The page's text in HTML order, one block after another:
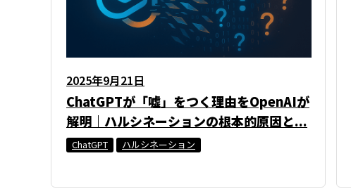
2025年9月21日
ChatGPTが「嘘」をつく理由をOpenAIが
解明｜ハルシネーションの根本的原因と...
ChatGPT ハルシネーション